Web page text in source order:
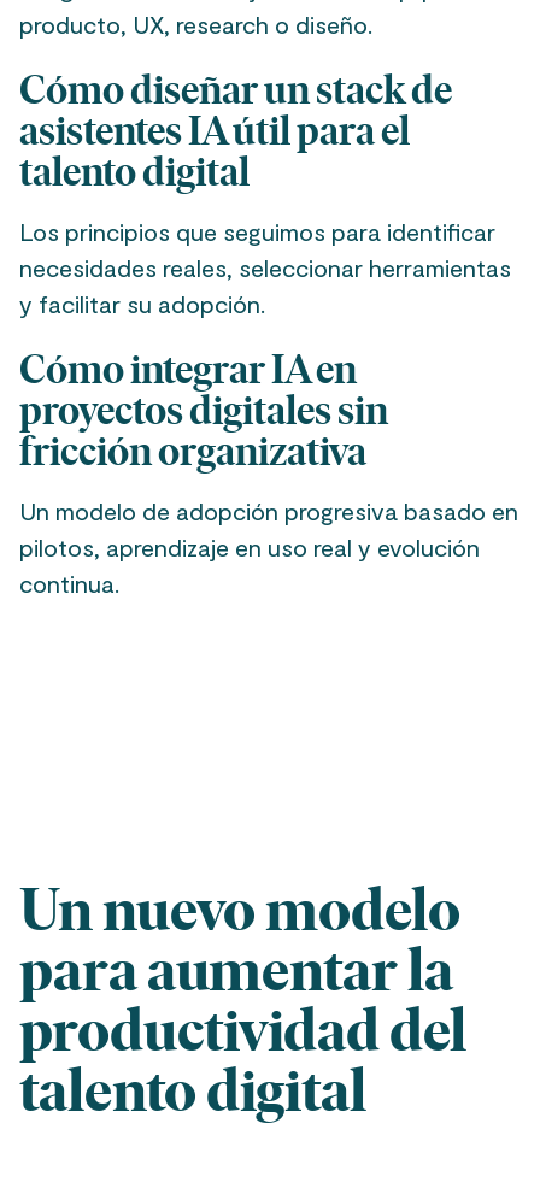
producto, UX, research o diseño.
Cómo diseñar un stack de
asistentes IA útil para el
talento digital
Los principios que seguimos para identificar
necesidades reales, seleccionar herramientas
y facilitar su adopción.
Cómo integrar IA en
proyectos digitales sin
fricción organizativa
Un modelo de adopción progresiva basado en
pilotos, aprendizaje en uso real y evolución
continua.
Un nuevo modelo
para aumentar la
productividad del
talento digital